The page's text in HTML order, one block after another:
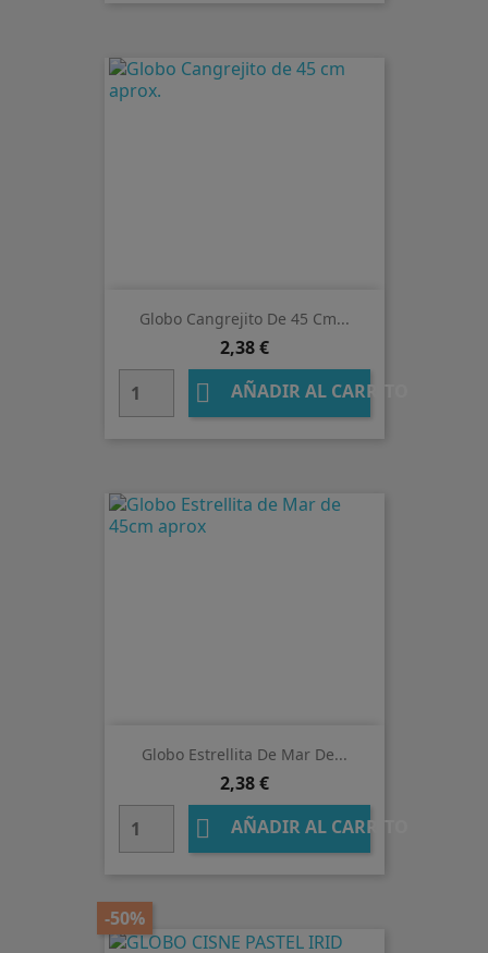
Globo Cangrejito De 45 Cm...
Precio
2,38 €
 AÑADIR AL CARRITO
Globo Estrellita De Mar De...
Precio
2,38 €
 AÑADIR AL CARRITO
-50%